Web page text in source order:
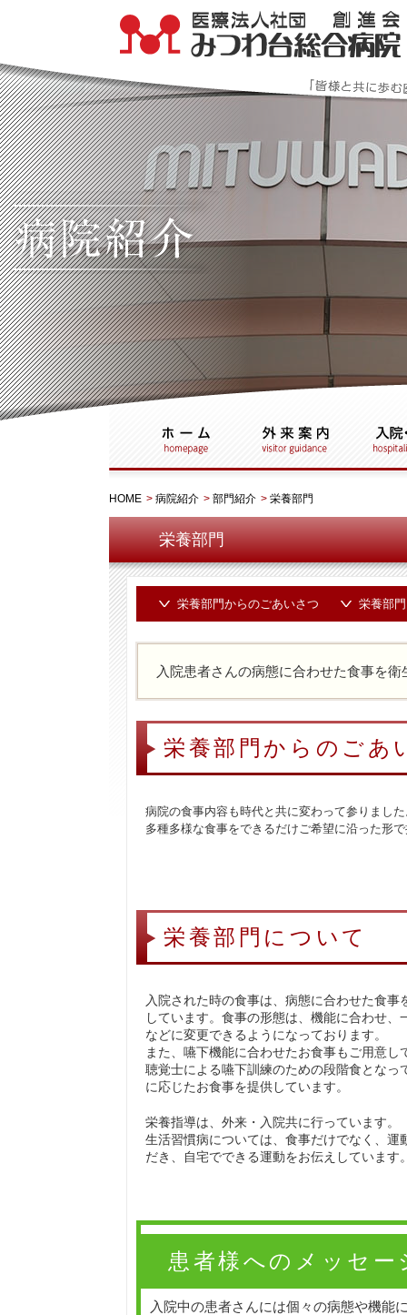
HOME > 病院紹介 > 部門紹介 > 栄養部門
栄養部門
栄養部門からのごあいさつ 栄養部
入院患者さんの病態に合わせた食事を
栄養部門からのごあ
病院の食事内容も時代と共に変わって参りまし
多種多様な食事をできるだけご希望に沿った形
栄養部門について
入院された時の食事は、病態に合わせた食事
しています。食事の形態は、機能に合わせ
などに変更できるようになっております。
また、嚥下機能に合わせたお食事もご用意し
聴覚士による嚥下訓練のための段階食となっ
に応じたお食事を提供しています。
栄養指導は、外来・入院共に行っています。
生活習慣病については、食事だけでなく、運
だき、自宅でできる運動をお伝えしています
患者様へのメッセー
入院中の患者さんには個々の病態や機能